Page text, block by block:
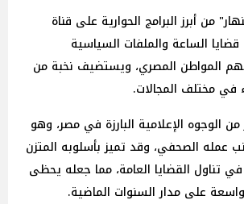
من أبرز البرامج الحوارية على قناة
الساعة والملفات السياسية
تهم المواطن المصري، ويستضيف نخبة من
في مختلف المجالات.
من الوجوه الإعلامية البارزة في مصر، وهو
عمله الصحفي، وقد تميز بأسلوبه المتزن
في تناول القضايا العامة، مما جعله يحظى
على مدار السنوات الماضية.